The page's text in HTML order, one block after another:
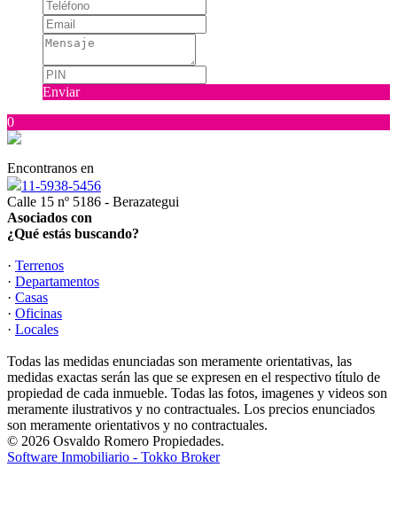
Enviar
0
Encontranos en
11-5938-5456
Calle 15 nº 5186 - Berazategui
Asociados con
¿Qué estás buscando?
· Terrenos
· Departamentos
· Casas
· Oficinas
· Locales
Todas las medidas enunciadas son meramente orientativas, las
medidas exactas serán las que se expresen en el respectivo título de
propiedad de cada inmueble. Todas las fotos, imagenes y videos son
meramente ilustrativos y no contractuales. Los precios enunciados
son meramente orientativos y no contractuales.
© 2026 Osvaldo Romero Propiedades.
Software Inmobiliario - Tokko Broker